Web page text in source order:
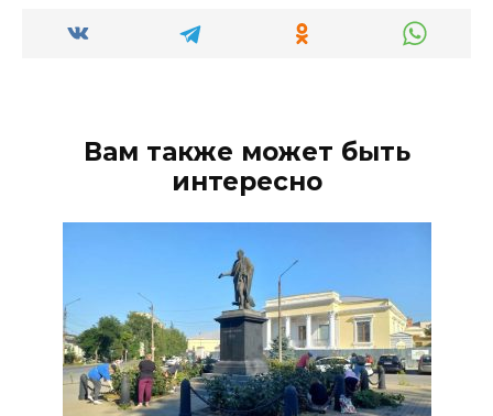
Вам также может быть
интересно